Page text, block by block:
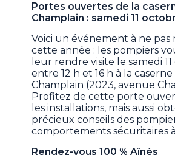
Portes ouvertes de la
Champlain : samedi 11
Voici un événement à ne
cette année : les pompiers
leur rendre visite le samedi
entre 12 h et 16 h à la caserne
Champlain (2023, avenue
Profitez de cette porte
les installations, mais aussi
précieux conseils des
comportements sécuritaires
Rendez-vous 100 % Aînés